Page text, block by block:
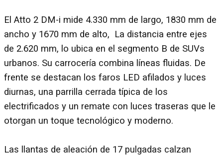
El Atto 2 DM-i mide 4.330 mm de largo, 1830 mm de
ancho y 1670 mm de alto, La distancia entre ejes
de 2.620 mm, lo ubica en el segmento B de SUVs
urbanos. Su carrocería combina líneas fluidas. De
frente se destacan los faros LED afilados y luces
diurnas, una parrilla cerrada típica de los
electrificados y un remate con luces traseras que le
otorgan un toque tecnológico y moderno.
Las llantas de aleación de 17 pulgadas calzan